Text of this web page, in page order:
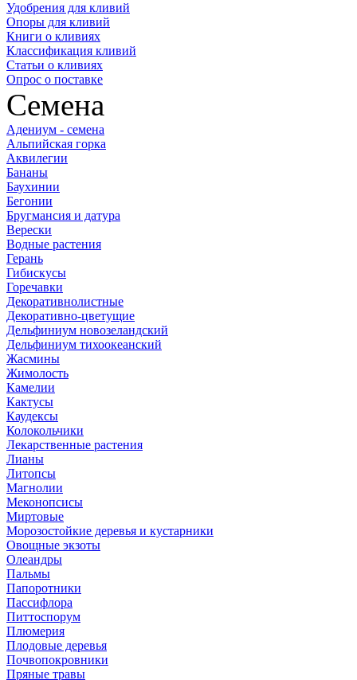
Удобрения для кливий
Опоры для кливий
Книги о кливиях
Классификация кливий
Статьи о кливиях
Опрос о поставке
Семена
Адениум - семена
Альпийская горка
Аквилегии
Бананы
Баухинии
Бегонии
Бругмансия и датура
Верески
Водные растения
Герань
Гибискусы
Горечавки
Декоративнолистные
Декоративно-цветущие
Дельфиниум новозеландский
Дельфиниум тихоокеанский
Жасмины
Жимолость
Камелии
Кактусы
Каудексы
Колокольчики
Лекарственные растения
Лианы
Литопсы
Магнолии
Меконопсисы
Миртовые
Морозостойкие деревья и кустарники
Овощные экзоты
Олеандры
Пальмы
Папоротники
Пассифлора
Питтоспорум
Плюмерия
Плодовые деревья
Почвопокровники
Пряные травы